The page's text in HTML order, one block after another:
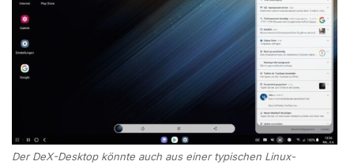
Der DeX-Desktop könnte auch aus einer typischen Linux-